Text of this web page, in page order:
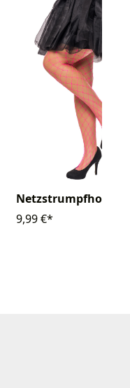
Netzstrumpfhose
9,99 €*